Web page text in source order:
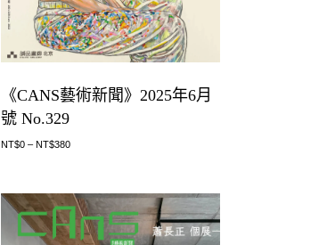
《CANS藝術新聞》2025年6月
號 No.329
NT$0 – NT$380